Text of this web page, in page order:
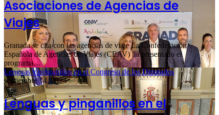
Asociaciones de Agencias de
Viajes
Granada se cita con las agencias de viaje La Confederación
Española de Agencias de Viajes (CEAV) ha presentado el
programa…
Lenguas y pinganillos en el Congreso de los Diputados
septiembre 14, 2023
Lenguas y pinganillos en el